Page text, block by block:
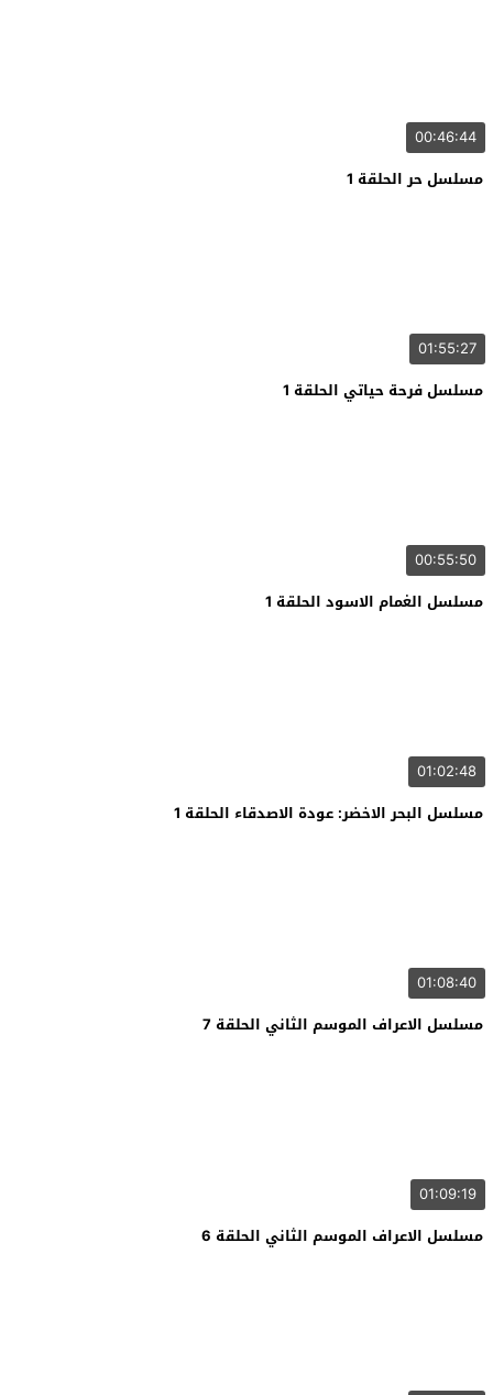
00:46:44
مسلسل حر الحلقة 1
01:55:27
مسلسل فرحة حياتي الحلقة 1
00:55:50
مسلسل الغمام الاسود الحلقة 1
01:02:48
مسلسل البحر الاخضر: عودة الاصدقاء الحلقة 1
01:08:40
مسلسل الاعراف الموسم الثاني الحلقة 7
01:09:19
مسلسل الاعراف الموسم الثاني الحلقة 6